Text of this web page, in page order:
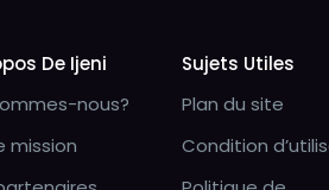
De Ijeni
nous?
mission
Sujets Utiles
Plan du site
Condition